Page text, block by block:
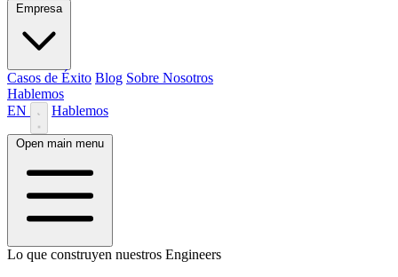
Empresa
Casos de Éxito Blog Sobre Nosotros
Hablemos
EN
Hablemos
Open main menu
Lo que construyen nuestros Engineers